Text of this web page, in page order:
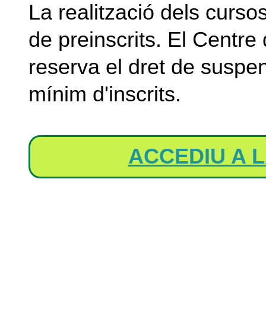
La realització dels
de preinscrits. El
reserva el dret de
mínim d'inscrits.
ACCEDIU A